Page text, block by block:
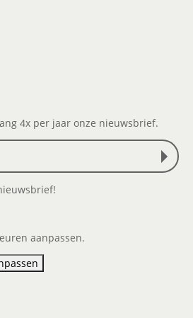
4x per jaar onze nieuwsbrief.
aanpassen.